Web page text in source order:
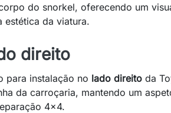
do snorkel, oferecendo um
estética da viatura.
direito
para instalação no lado direito da
da carroçaria, mantendo um
4x4.